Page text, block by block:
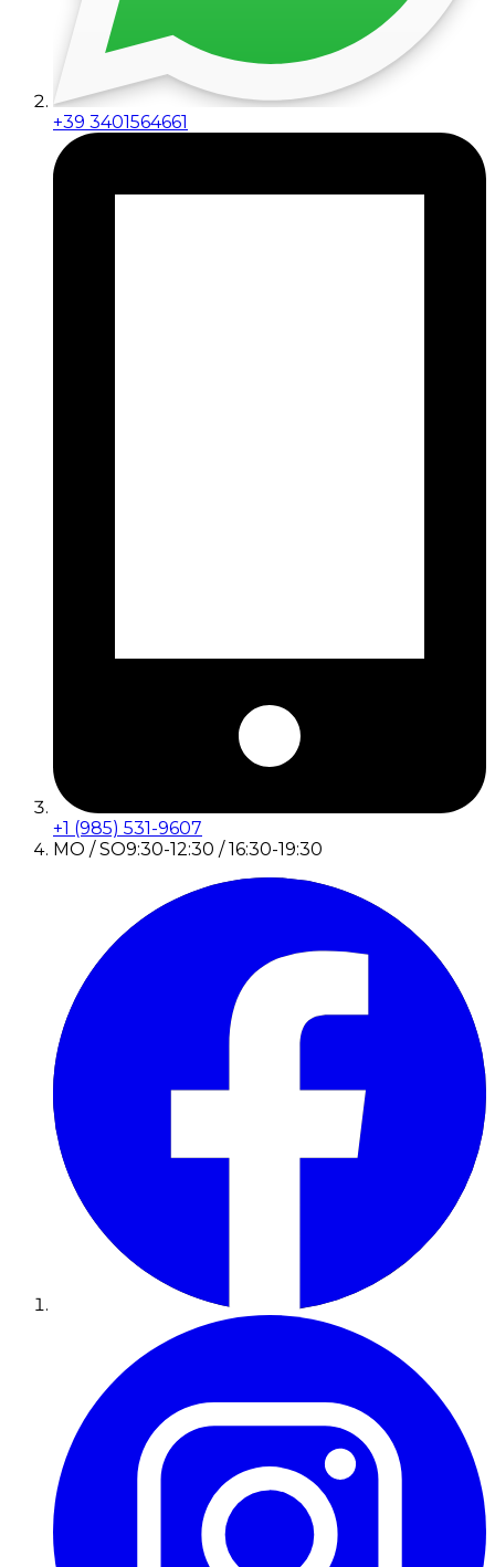
+39 3401564661
+1 (985) 531-9607
MO / SO9:30-12:30 / 16:30-19:30